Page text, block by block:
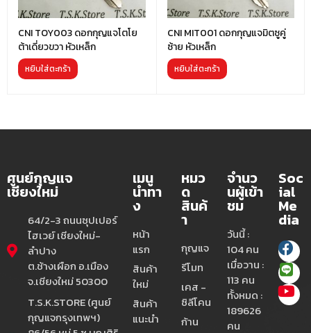
CNI TOY003 ดอกกุญแจโตโย
ต้าเดี่ยวขวา หัวเหล็ก
หยิบใส่ตะกร้า
CNI MIT001 ดอกกุญแจมิตซูคู่
ซ้าย หัวเหล็ก
หยิบใส่ตะกร้า
ศูนย์กุญแจ
เชียงใหม่
64/2-3 ถนนซุปเปอร์
ไฮเวย์ เชียงใหม่-
ลำปาง
ต.ช้างเผือก อ.เมือง
จ.เชียงใหม่ 50300
T.S.K.STORE (ศูนย์
กุญแจกรุงเทพฯ)
เมนู
นำทา
ง
หน้า
แรก
สินค้า
ใหม่
สินค้า
แนะนำ
หมว
ด
สินค้
า
กุญแจ
รีโมท
เคส -
ซิลีโคน
ก้าน
จำนว
นผู้เข้า
ชม
วันนี้ :
104 คน
เมื่อวาน :
113 คน
ทั้งหมด :
189626
คน
Soc
ial
Me
dia